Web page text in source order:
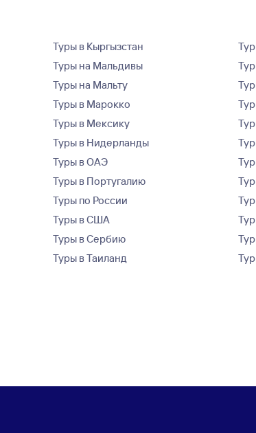
Туры в Кыргызстан
Туры на Мальдивы
Туры на Мальту
Туры в Марокко
Туры в Мексику
Туры в Нидерланды
Туры в ОАЭ
Туры в Португалию
Туры по России
Туры в США
Туры в Сербию
Туры в Таиланд